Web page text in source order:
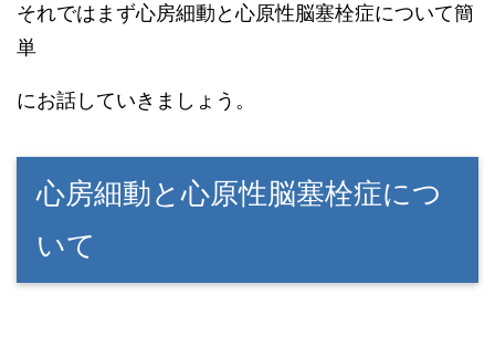
それではまず心房細動と心原性脳塞栓症について簡
単
にお話していきましょう。
心房細動と心原性脳塞栓症につ
いて